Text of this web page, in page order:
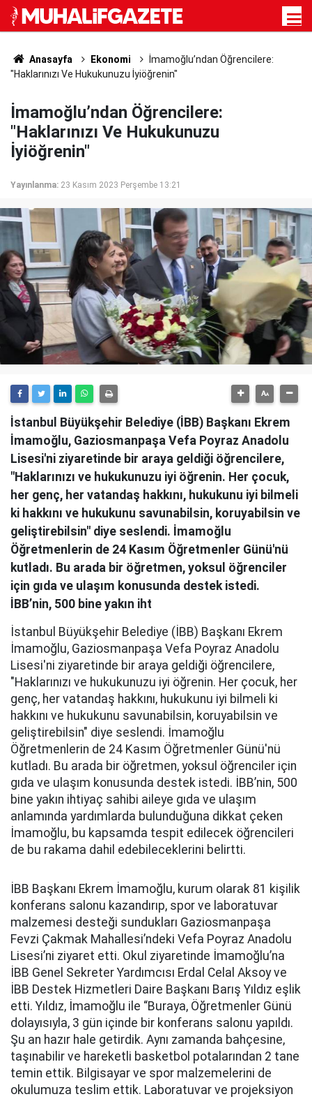
Anasayfa Ekonomi
İmamoğlu’ndan Öğrencilere:
"Haklarınızı Ve Hukukunuzu İyiöğrenin"
İmamoğlu’ndan Öğrencilere:
"Haklarınızı Ve Hukukunuzu
İyiöğrenin"
Yayınlanma: 23 Kasım 2023 Perşembe 13:21
İstanbul Büyükşehir Belediye (İBB) Başkanı Ekrem
İmamoğlu, Gaziosmanpaşa Vefa Poyraz Anadolu
Lisesi'ni ziyaretinde bir araya geldiği öğrencilere,
"Haklarınızı ve hukukunuzu iyi öğrenin. Her çocuk,
her genç, her vatandaş hakkını, hukukunu iyi bilmeli
ki hakkını ve hukukunu savunabilsin, koruyabilsin ve
geliştirebilsin" diye seslendi. İmamoğlu
Öğretmenlerin de 24 Kasım Öğretmenler Günü'nü
kutladı. Bu arada bir öğretmen, yoksul öğrenciler
için gıda ve ulaşım konusunda destek istedi.
İBB’nin, 500 bine yakın iht
İstanbul Büyükşehir Belediye (İBB) Başkanı Ekrem
İmamoğlu, Gaziosmanpaşa Vefa Poyraz Anadolu
Lisesi'ni ziyaretinde bir araya geldiği öğrencilere,
"Haklarınızı ve hukukunuzu iyi öğrenin. Her çocuk, her
genç, her vatandaş hakkını, hukukunu iyi bilmeli ki
hakkını ve hukukunu savunabilsin, koruyabilsin ve
geliştirebilsin" diye seslendi. İmamoğlu
Öğretmenlerin de 24 Kasım Öğretmenler Günü'nü
kutladı. Bu arada bir öğretmen, yoksul öğrenciler için
gıda ve ulaşım konusunda destek istedi. İBB’nin, 500
bine yakın ihtiyaç sahibi aileye gıda ve ulaşım
anlamında yardımlarda bulunduğuna dikkat çeken
İmamoğlu, bu kapsamda tespit edilecek öğrencileri
de bu rakama dahil edebileceklerini belirtti.
İBB Başkanı Ekrem İmamoğlu, kurum olarak 81 kişilik
konferans salonu kazandırıp, spor ve laboratuvar
malzemesi desteği sundukları Gaziosmanpaşa
Fevzi Çakmak Mahallesi’ndeki Vefa Poyraz Anadolu
Lisesi’ni ziyaret etti. Okul ziyaretinde İmamoğlu’na
İBB Genel Sekreter Yardımcısı Erdal Celal Aksoy ve
İBB Destek Hizmetleri Daire Başkanı Barış Yıldız eşlik
etti. Yıldız, İmamoğlu ile “Buraya, Öğretmenler Günü
dolayısıyla, 3 gün içinde bir konferans salonu yapıldı.
Şu an hazır hale getirdik. Aynı zamanda bahçesine,
taşınabilir ve hareketli basketbol potalarından 2 tane
temin ettik. Bilgisayar ve spor malzemelerini de
okulumuza teslim ettik. Laboratuvar ve projeksiyon